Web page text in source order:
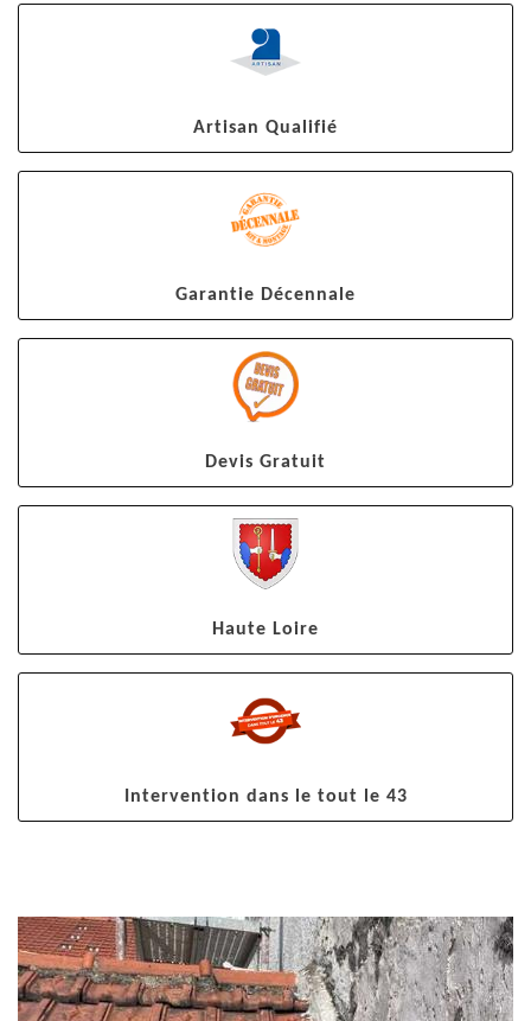
Artisan Qualifié
Garantie Décennale
Devis Gratuit
Haute Loire
Intervention dans le tout le 43